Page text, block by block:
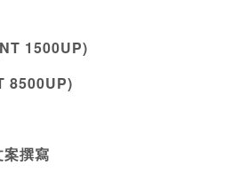
1500UP)
8500UP)
撰寫